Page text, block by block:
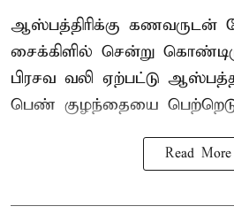
ஆஸ்பத்திரிக்கு கணவருடன்
சைக்கிளில் சென்று
பிரசவ வலி ஏற்பட்டு
பெண் குழந்தையை
Read More